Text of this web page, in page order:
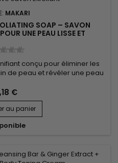
MAKARI
SOAP – SAVON
UNE PEAU LISSE ET
conçu pour éliminer les
de peau et révéler une peau
(Shea Butter) nourrissant,
revitalisante, l’acide lactique
de feuille de...
€
au panier